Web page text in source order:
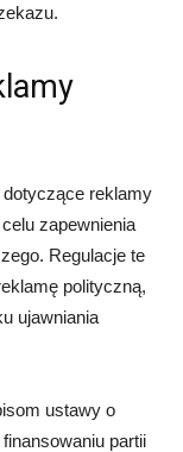
dotyczące reklamy
zapewnienia
Regulacje te
polityczną,
ujawniania
ustawy o
partii